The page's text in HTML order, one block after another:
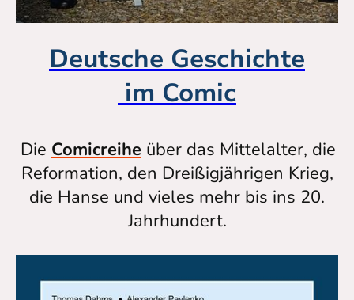
Deutsche Geschichte
im Comic
Die Comicreihe über das Mittelalter, die
Reformation, den Dreißigjährigen Krieg,
die Hanse und vieles mehr bis ins 20.
Jahrhundert.